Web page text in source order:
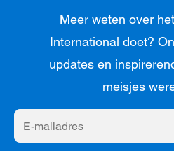
Meer weten over
International doet?
updates en
meisjes
E-
mailadres